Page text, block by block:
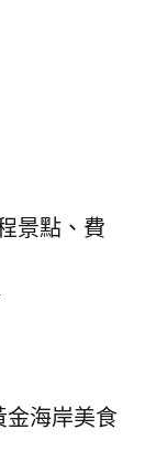
景點、費
金海岸美食